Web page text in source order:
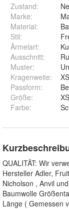
Zustand:
Marke:
Material:
Stil:
Ärmelart:
Ausschnitt:
Muster:
Kragenweite:
Passform:
Größe:
Farbe:
QUALITÄT: Wir
Hersteller Adler,
Nicholson , Anvil
Baumwolle
Länge ( Gemessen